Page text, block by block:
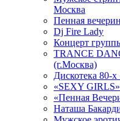
Москва
Пенная
Dj Fire Lady
Концерт
TRANCE
(г.Москва)
Дискотека 80-х
«SEXY
«Пенная
Hаташа